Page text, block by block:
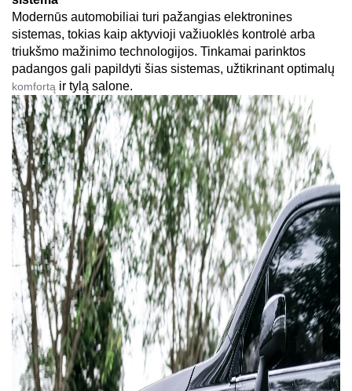
Modernūs automobiliai turi pažangias elektronines
sistemas, tokias kaip aktyvioji važiuoklės kontrolė arba
triukšmo mažinimo technologijos. Tinkamai parinktos
komfortą ir tylą salone.